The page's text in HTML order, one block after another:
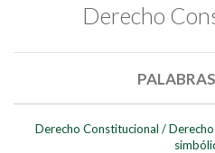
Derecho
Derecho Constitucional / Derecho